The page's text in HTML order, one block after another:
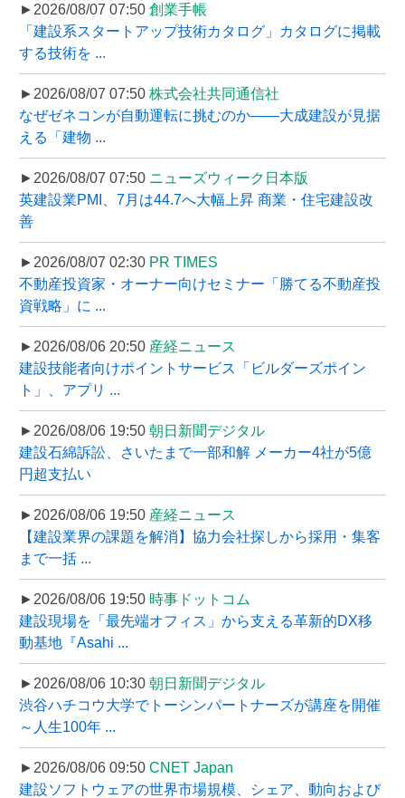
►2026/08/07 07:50 創業手帳
「建設系スタートアップ技術カタログ」カタログに掲載
する技術を ...
►2026/08/07 07:50 株式会社共同通信社
なぜゼネコンが自動運転に挑むのか――大成建設が見据
える「建物 ...
►2026/08/07 07:50 ニューズウィーク日本版
英建設業PMI、7月は44.7へ大幅上昇 商業・住宅建設改
善
►2026/08/07 02:30 PR TIMES
不動産投資家・オーナー向けセミナー「勝てる不動産投
資戦略」に ...
►2026/08/06 20:50 産経ニュース
建設技能者向けポイントサービス「ビルダーズポイン
ト」、アプリ ...
►2026/08/06 19:50 朝日新聞デジタル
建設石綿訴訟、さいたまで一部和解 メーカー4社が5億
円超支払い
►2026/08/06 19:50 産経ニュース
【建設業界の課題を解消】協力会社探しから採用・集客
まで一括 ...
►2026/08/06 19:50 時事ドットコム
建設現場を「最先端オフィス」から支える革新的DX移
動基地『Asahi ...
►2026/08/06 10:30 朝日新聞デジタル
渋谷ハチコウ大学でトーシンパートナーズが講座を開催
～人生100年 ...
►2026/08/06 09:50 CNET Japan
建設ソフトウェアの世界市場規模、シェア、動向および